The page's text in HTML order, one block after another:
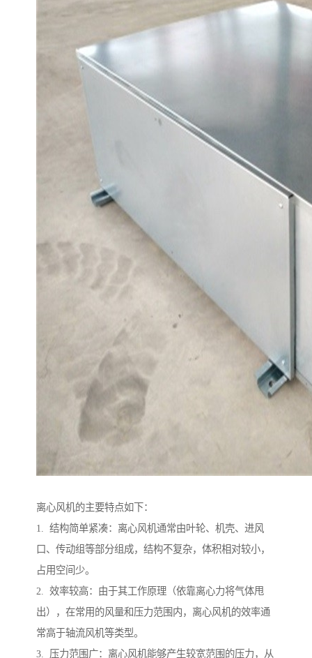
离心风机的主要特点如下：
1. 结构简单紧凑：离心风机通常由叶轮、机壳、进风
口、传动组等部分组成，结构不复杂，体积相对较小，
占用空间少。
2. 效率较高：由于其工作原理（依靠离心力将气体甩
出），在常用的风量和压力范围内，离心风机的效率通
常高于轴流风机等类型。
3. 压力范围广：离心风机能够产生较宽范围的压力，从